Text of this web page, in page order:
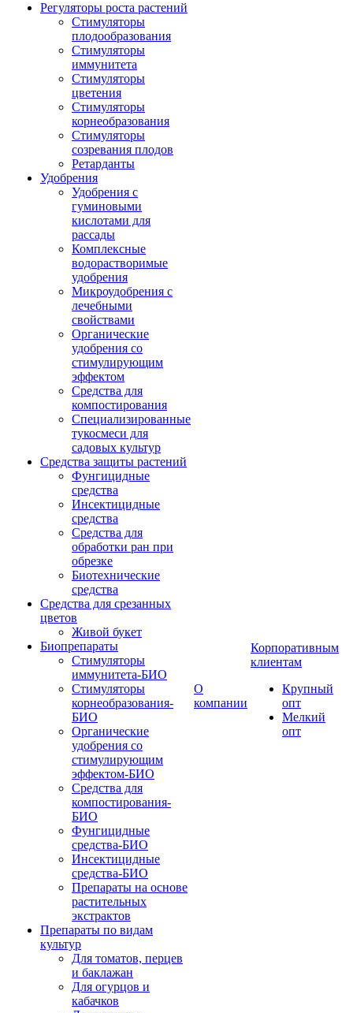
Регуляторы роста растений
Стимуляторы
плодообразования
Стимуляторы
иммунитета
Стимуляторы
цветения
Стимуляторы
корнеобразования
Стимуляторы
созревания плодов
Ретарданты
Удобрения
Удобрения с
гуминовыми
кислотами для
рассады
Комплексные
водорастворимые
удобрения
Микроудобрения с
лечебными
свойствами
Органические
удобрения со
стимулирующим
эффектом
Средства для
компостирования
Специализированные
тукосмеси для
садовых культур
Средства защиты растений
Фунгицидные
средства
Инсектицидные
средства
Средства для
обработки ран при
обрезке
Биотехнические
средства
Средства для срезанных
цветов
Живой букет
Биопрепараты
Стимуляторы
иммунитета-БИО
Стимуляторы
корнеобразования-
БИО
Органические
удобрения со
стимулирующим
эффектом-БИО
Средства для
компостирования-
БИО
Фунгицидные
средства-БИО
Инсектицидные
средства-БИО
Препараты на основе
растительных
экстрактов
Препараты по видам
культур
Для томатов, перцев
и баклажан
Для огурцов и
кабачков
О
компании
Корпоративным
клиентам
Крупный
опт
Мелкий
опт